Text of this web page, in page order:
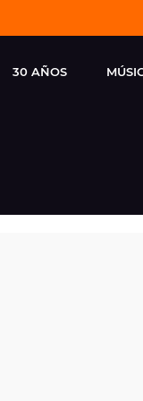
30 AÑOS